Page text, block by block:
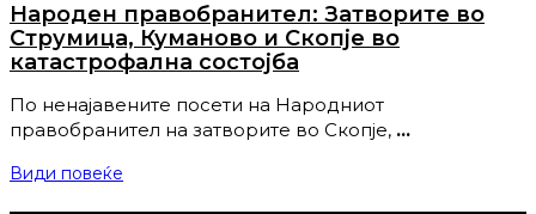
Народен правобранител: Затворите во
Струмица, Куманово и Скопје во
катастрофална состојба
По ненајавените посети на Народниот
правобранител на затворите во Скопје, …
Види повеќе